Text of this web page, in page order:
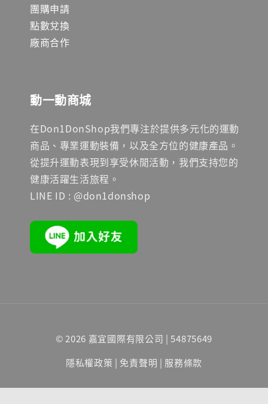
團購申請
點數兌換
廠商合作
動一動商城
在Don1DonShop我們專注於提供多元化的運動
商品、專業運動裝備，以及全方位的健康產品。
從提升運動表現到享受休閒活動，我們支持您的
健康活躍生活旅程。
LINE ID : @don1donshop
© 2026 嘉宜國際有限公司 | 54875649
隱私權政策 | 免責聲明 | 服務條款